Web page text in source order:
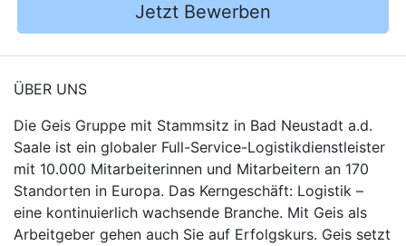
Jetzt Bewerben
ÜBER UNS
Die Geis Gruppe mit Stammsitz in Bad Neustadt a.d.
Saale ist ein globaler Full-Service-Logistikdienstleister
mit 10.000 Mitarbeiterinnen und Mitarbeitern an 170
Standorten in Europa. Das Kerngeschäft: Logistik –
eine kontinuierlich wachsende Branche. Mit Geis als
Arbeitgeber gehen auch Sie auf Erfolgskurs. Geis setzt